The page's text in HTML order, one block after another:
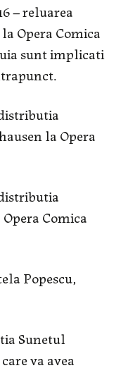
– reluarea
Opera Comica
sunt implicati
la Opera
Comica
Popescu,
Sunetul
va avea